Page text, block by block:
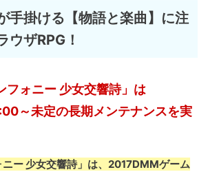
手掛ける【物語と楽曲】に注
ウザRPG！
フォニー 少女交響詩」は
～未定の長期メンテナンスを実
ニー 少女交響詩」は、2017DMMゲーム